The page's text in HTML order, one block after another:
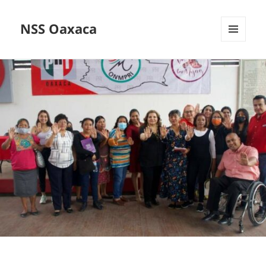
NSS Oaxaca
WIDGETS